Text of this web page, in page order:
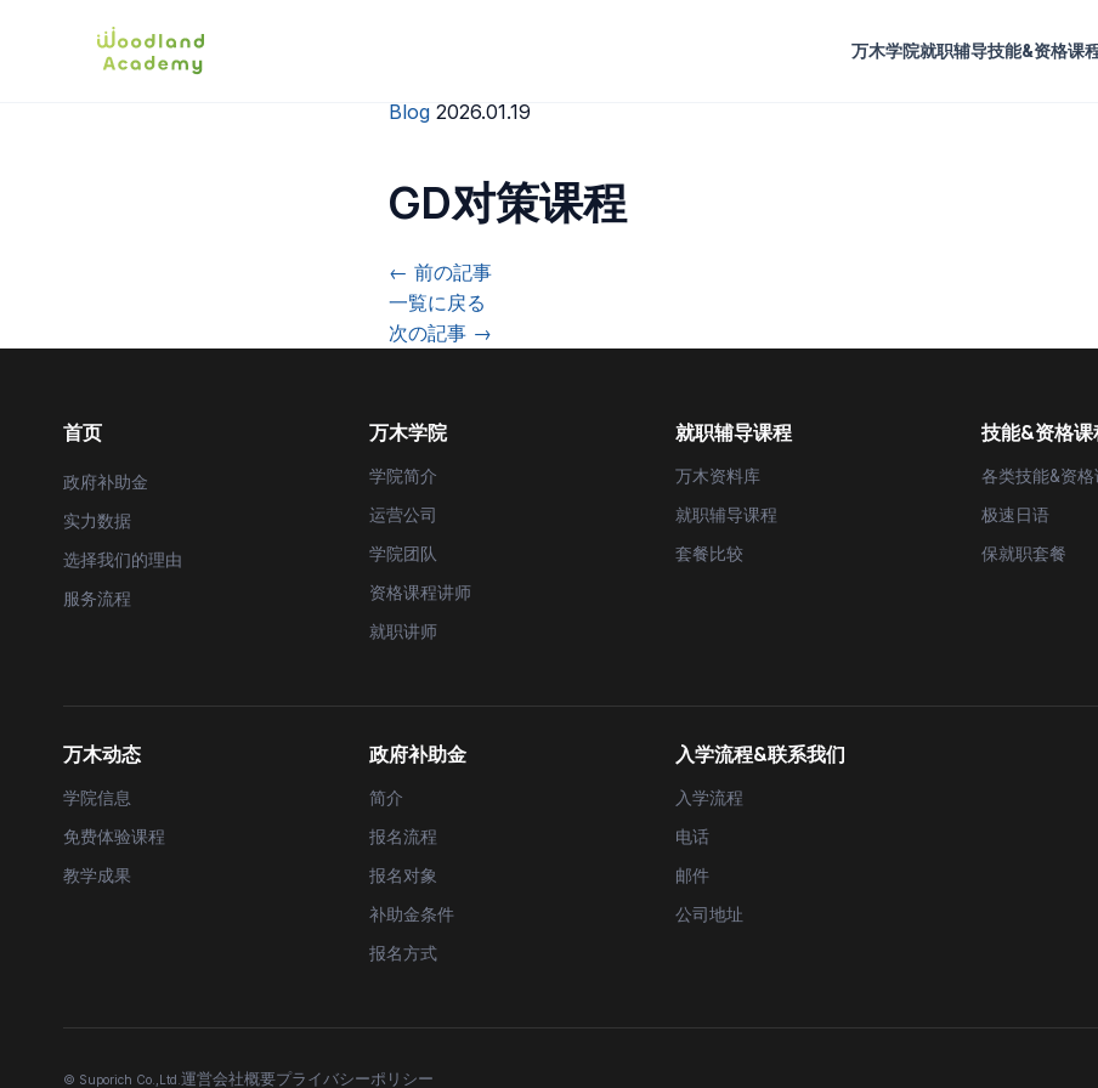
万木学院就职辅导技能&资格课
Blog 2026.01.19
GD对策课程
← 前の記事
一覧に戻る
次の記事 →
首页
政府补助金
实力数据
选择我们的理由
服务流程
万木学院
学院简介
运营公司
学院团队
资格课程讲师
就职讲师
就职辅导课程
万木资料库
就职辅导课程
套餐比较
技能&资格课
各类技能&资格
极速日语
保就职套餐
万木动态
学院信息
免费体验课程
教学成果
政府补助金
简介
报名流程
报名对象
补助金条件
报名方式
入学流程&联系我们
入学流程
电话
邮件
公司地址
© Suporich Co.,Ltd. 運営会社概要プライバシーポリシー